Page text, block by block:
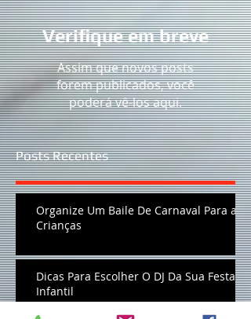
Verifique em breve
Assim que novos posts
forem publicados, você
poderá vê-los aqui.
Posts Recentes
Organize Um Baile De Carnaval Para as
Crianças
Dicas Para Escolher O DJ Da Sua Festa
Infantil